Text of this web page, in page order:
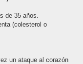
de 35 años.
(colesterol o
un ataque al corazón